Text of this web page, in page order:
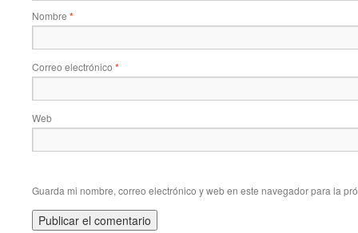
Nombre *
Correo electrónico *
Web
Guarda mi nombre, correo electrónico y web en este navegador para la